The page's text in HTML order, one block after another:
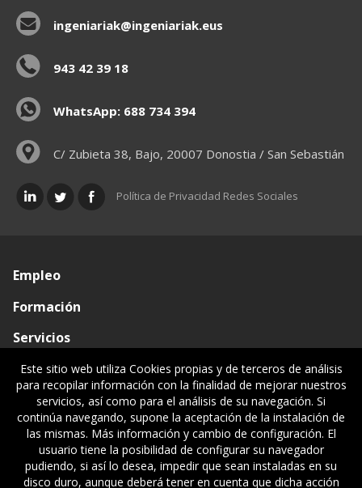
ingeniariak@ingeniariak.eus
943 42 39 18
WhatsApp: 688 734 394
C/ Zubieta 38, Bajo, 20007 Donostia / San Sebastián
Política de Privacidad Redes Sociales
Empleo
Formación
Servicios
Conócenos
Visado de documentos
Ventanilla única
Políticas legales
Este sitio web utiliza Cookies propias y de terceros de análisis
para recopilar información con la finalidad de mejorar nuestros
servicios, así como para el análisis de su navegación. Si
continúa navegando, supone la aceptación de la instalación de
las mismas. Más información y cambio de configuración. El
usuario tiene la posibilidad de configurar su navegador
pudiendo, si así lo desea, impedir que sean instaladas en su
disco duro, aunque deberá tener en cuenta que dicha acción